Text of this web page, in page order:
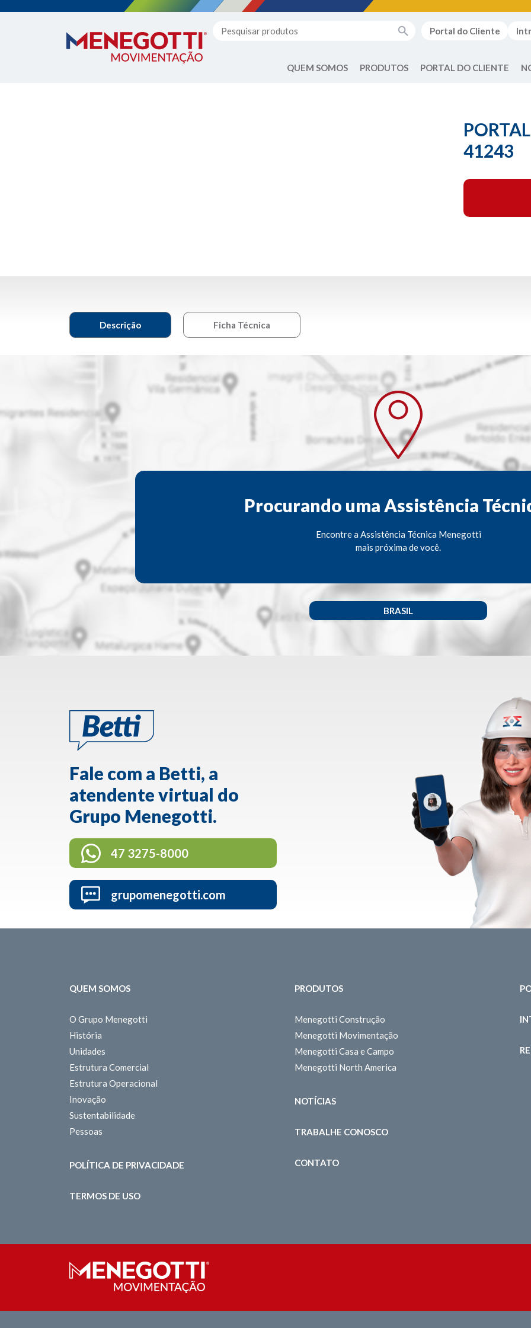
Portal do Cliente
QUEM SOMOS PRODUTOS PORTAL DO CLIENTE
41243
Descrição Ficha Técnica
Procurando uma Assistência
Encontre a Assistência Técnica Menegotti
mais próxima de você.
BRASIL
Fale com a Betti, a
atendente virtual do
Grupo Menegotti.
47 3275-8000
grupomenegotti.com
QUEM SOMOS
O Grupo Menegotti
História
Unidades
Estrutura Comercial
Estrutura Operacional
Inovação
Sustentabilidade
Pessoas
POLÍTICA DE PRIVACIDADE
TERMOS DE USO
PRODUTOS
Menegotti Construção
Menegotti Movimentação
Menegotti Casa e Campo
Menegotti North America
NOTÍCIAS
TRABALHE CONOSCO
CONTATO